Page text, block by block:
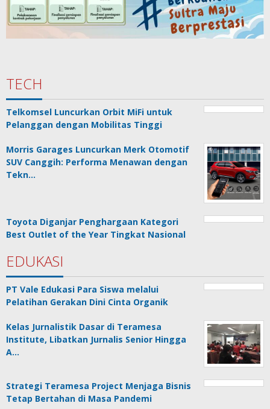
TECH
Telkomsel Luncurkan Orbit MiFi untuk
Pelanggan dengan Mobilitas Tinggi
Morris Garages Luncurkan Merk Otomotif
SUV Canggih: Performa Menawan dengan
Tekn…
Toyota Diganjar Penghargaan Kategori
Best Outlet of the Year Tingkat Nasional
EDUKASI
PT Vale Edukasi Para Siswa melalui
Pelatihan Gerakan Dini Cinta Organik
Kelas Jurnalistik Dasar di Teramesa
Institute, Libatkan Jurnalis Senior Hingga
A…
Strategi Teramesa Project Menjaga Bisnis
Tetap Bertahan di Masa Pandemi